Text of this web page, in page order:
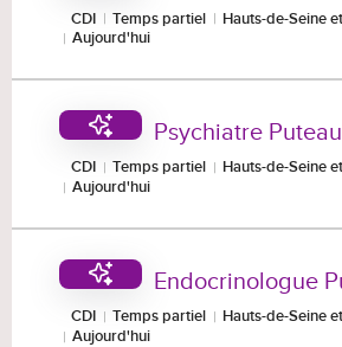
CDI Temps partiel
Hauts-de-Seine
Aujourd'hui
Psychiatre
CDI Temps partiel
Hauts-de-Seine
Aujourd'hui
Endocrinologue
CDI Temps partiel
Hauts-de-Seine
Aujourd'hui